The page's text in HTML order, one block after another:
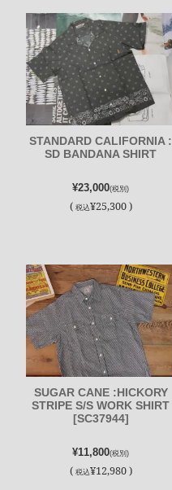
STANDARD CALIFORNIA :
SD BANDANA SHIRT
¥23,000(税別)
( 税込¥25,300 )
SUGAR CANE :HICKORY
STRIPE S/S WORK SHIRT
[SC37944]
¥11,800(税別)
( 税込¥12,980 )